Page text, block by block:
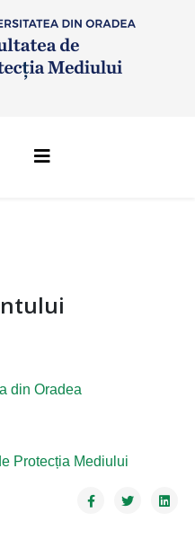
din Oradea
Protecția Mediului